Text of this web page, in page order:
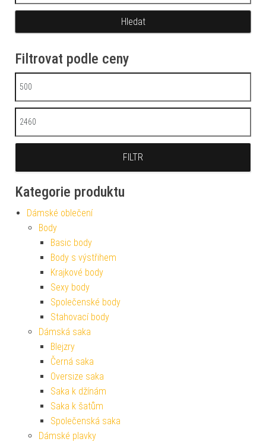
Filtrovat podle ceny
Minimální cena
Maximální cena
FILTR
Kategorie produktu
Dámské oblečení
Body
Basic body
Body s výstřihem
Krajkové body
Sexy body
Společenské body
Stahovací body
Dámská saka
Blejzry
Černá saka
Oversize saka
Saka k džínám
Saka k šatům
Společenská saka
Dámské plavky